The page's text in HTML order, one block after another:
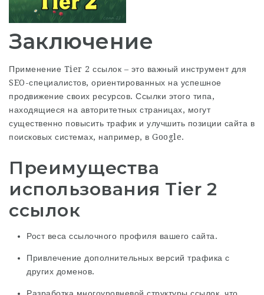
Заключение
Применение Tier 2 ссылок – это важный инструмент для
SEO-специалистов, ориентированных на успешное
продвижение своих ресурсов. Ссылки этого типа,
находящиеся на авторитетных страницах, могут
существенно повысить трафик и улучшить позиции сайта в
поисковых системах, например, в Google.
Преимущества
использования Tier 2
ссылок
Рост веса ссылочного профиля вашего сайта.
Привлечение дополнительных версий трафика с
других доменов.